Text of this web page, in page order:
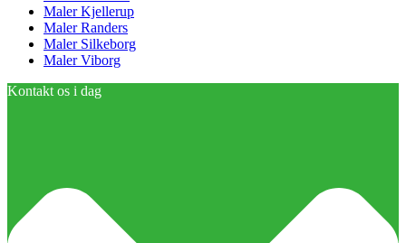
Maler Kjellerup
Maler Randers
Maler Silkeborg
Maler Viborg
Kontakt os i dag